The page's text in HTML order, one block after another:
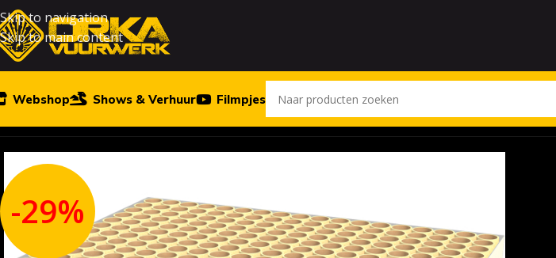
Skip to navigation
Skip to main content
Webshop Shows & Verhuur Filmpjes
-29%